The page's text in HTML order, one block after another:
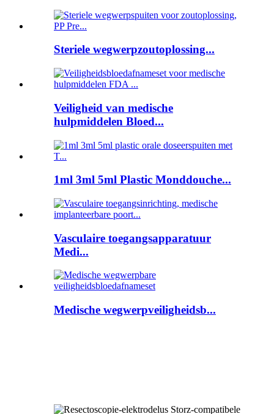
Steriele wegwerpzoutoplossing...
Veiligheid van medische
hulpmiddelen Bloed...
1ml 3ml 5ml Plastic Monddouche...
Vasculaire toegangsapparatuur
Medi...
Medische wegwerpveiligheidsb...